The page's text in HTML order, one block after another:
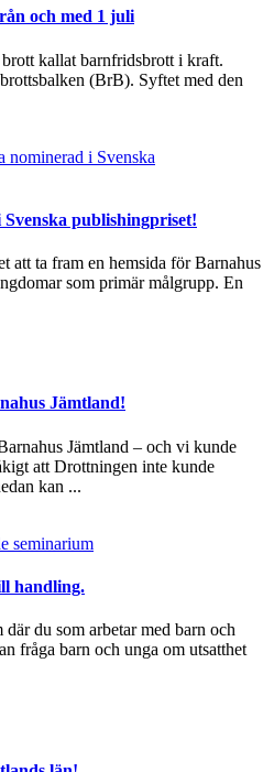
och med 1 juli
kallat barnfridsbrott i kraft.
(BrB). Syftet med den
publishingpriset!
att ta fram en hemsida för Barnahus
som primär målgrupp. En
Jämtland!
Jämtland – och vi kunde
att Drottningen inte kunde
kan ...
handling.
du som arbetar med barn och
fråga barn och unga om utsatthet